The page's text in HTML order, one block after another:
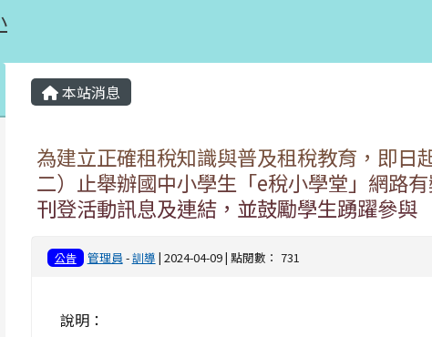
寧國小
主內容區域
本站消息
為建立正確租稅知識與普及租稅教育，即日
二）止舉辦國中小學生「e稅小學堂」網路
刊登活動訊息及連結，並鼓勵學生踴躍參與
公告 管理員 -訓導 | 2024-04-09 | 點閱數： 731
說明：